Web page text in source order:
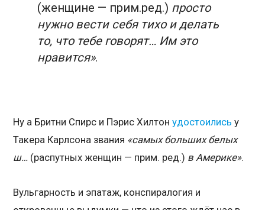
(женщине — прим.ред.) просто
нужно вести себя тихо и делать
то, что тебе говорят… Им это
нравится».
Ну а Бритни Спирс и Пэрис Хилтонудостоились у
Такера Карлсона звания «самых больших белых
ш… (распутных женщин — прим. ред.) в Америке».
Вульгарность и эпатаж, конспиралогия и